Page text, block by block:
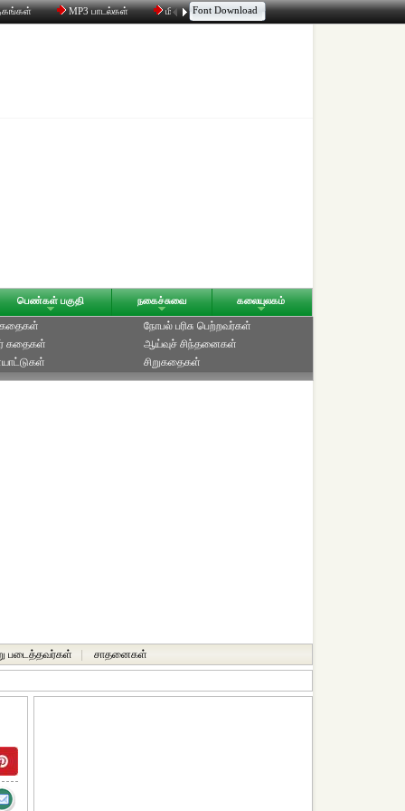
MP3 பாடல்கள் மின்னஞ்சல் திரட்டி உரையாடல்
Font Download
பெண்கள் பகுதி நகைச்சுவை கலையுலகம்
கதைகள்
கதைகள்
நோபல் பரிசு‎ பெற்றவர்‎கள்
ஆய்வுச் சிந்தனைகள்
சிறுகதைகள்
படைத்தவர்கள் சாதனைகள்‎